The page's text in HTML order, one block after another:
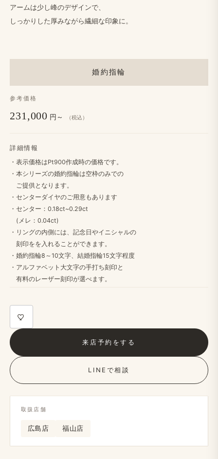
取扱店舗
広島店 福山店
婚約指輪
参考価格
231,000 円～ （税込）
詳細情報
・​表示価格は​Pt900作成時の​価格です。
・本シリーズの​婚約指輪は​空枠のみでの
ご提供と​なります。
・センターダイヤの​ご用意も​あります
・センター：0.18ct~0.29ct
(メレ：0.04ct)
・リングの​内側には、​記念日や​イニシャルの
刻印をを​入れる​ことができます。
・婚約指輪8～10文字、​結婚​指輪15文字程度
・アルファベット大文字の​手打ち刻印と
​有料の​レーザー刻印が​選べます。
アームは​少し峰の​デザインで、
しっかりした​厚みながら​繊細な​印象に。
来店予約を​する
LINEで​相談